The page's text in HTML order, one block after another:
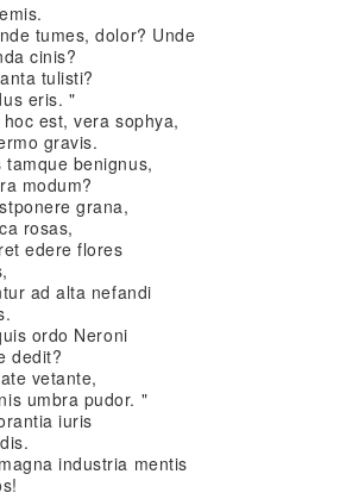
tumes, dolor? Unde
cinis?
tulisti?
eris. "
est, vera sophya,
gravis.
benignus,
modum?
grana,
rosas,
edere flores
ad alta nefandi
ordo Neroni
dedit?
vetante,
umbra pudor. "
iuris
industria mentis